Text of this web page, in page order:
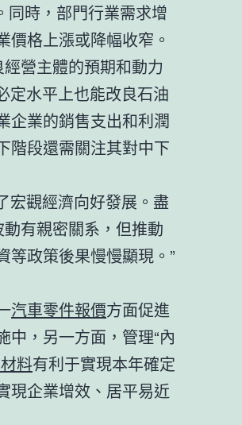
同時，部門行業需求增
格上漲或降幅收窄。
營主體的預期和動力
定水平上也能改良石油
企業的銷售支出和利潤
階段還需關注其對中下
宏觀經濟向好發展。盡
有親密關系，但推動
等政策後果慢慢顯現。”
汽車零件報價方面促進
中，另一方面，管理“內
料有利于實現本年確定
現企業增效、居平易近